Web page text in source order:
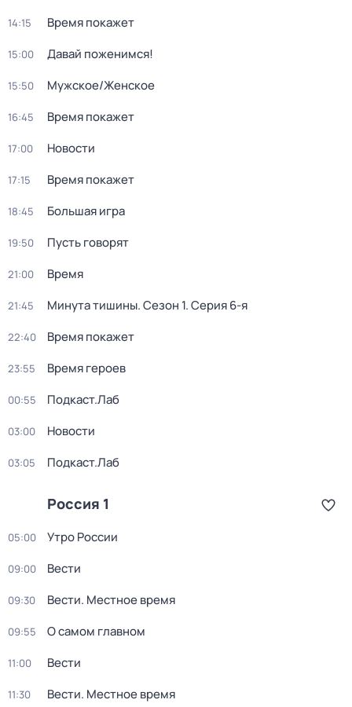
14:15 Время покажет
15:00 Давай поженимся!
15:50 Мужское/Женское
16:45 Время покажет
17:00 Новости
17:15 Время покажет
18:45 Большая игра
19:50 Пусть говорят
21:00 Время
21:45 Минута тишины. Сезон 1. Серия 6-я
22:40 Время покажет
23:55 Время героев
00:55 Подкаст.Лаб
03:00 Новости
03:05 Подкаст.Лаб
Россия 1
05:00 Утро России
09:00 Вести
09:30 Вести. Местное время
09:55 О самом главном
11:00 Вести
11:30 Вести. Местное время